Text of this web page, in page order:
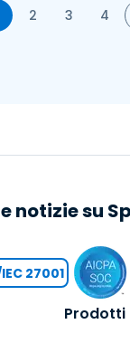
2 3 4
Prodotti
notizie su
27001